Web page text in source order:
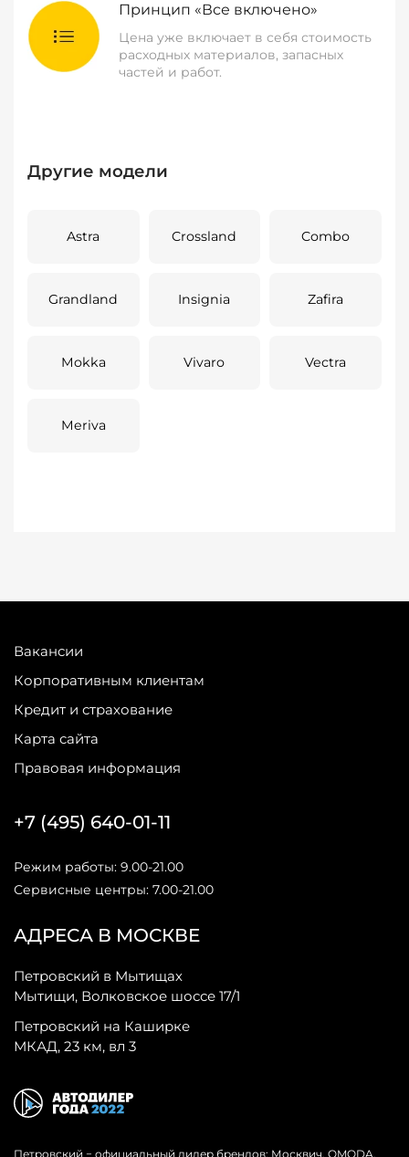
Принцип «Все включено»
Цена уже включает в себя стоимость
расходных материалов, запасных
частей и работ.
Другие модели
Astra Crossland Combo
Grandland Insignia Zafira
Mokka Vivaro Vectra
Meriva
Вакансии
Корпоративным клиентам
Кредит и страхование
Карта сайта
Правовая информация
АДРЕСА В МОСКВЕ
Петровский в Мытищах
Мытищи, Волковское шоссе 17/1
Петровский на Каширке
МКАД, 23 км, вл 3
+7 (495) 640-01-11
Режим работы: 9.00-21.00
Сервисные центры: 7.00-21.00
Петровский − официальный дилер брендов: Москвич, OMODA,